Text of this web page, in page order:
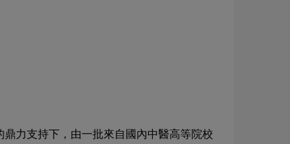
力支持下，由一批來自國內中醫高等院校